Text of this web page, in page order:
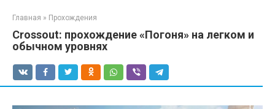
Главная » Прохождения
Crossout: прохождение «Погоня» на легком и
обычном уровнях